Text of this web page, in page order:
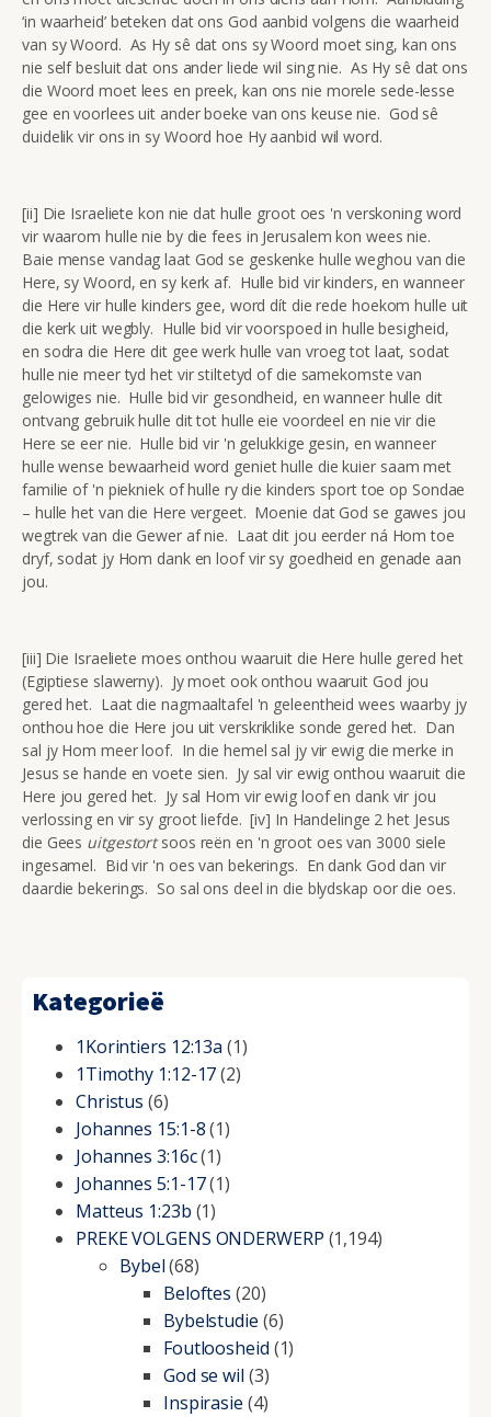
‘in waarheid’ beteken dat ons God aanbid volgens die waarheid
van sy Woord. As Hy sê dat ons sy Woord moet sing, kan ons
nie self besluit dat ons ander liede wil sing nie. As Hy sê dat ons
die Woord moet lees en preek, kan ons nie morele sede-lesse
gee en voorlees uit ander boeke van ons keuse nie. God sê
duidelik vir ons in sy Woord hoe Hy aanbid wil word.
[ii] Die Israeliete kon nie dat hulle groot oes 'n verskoning word
vir waarom hulle nie by die fees in Jerusalem kon wees nie.
Baie mense vandag laat God se geskenke hulle weghou van die
Here, sy Woord, en sy kerk af. Hulle bid vir kinders, en wanneer
die Here vir hulle kinders gee, word dít die rede hoekom hulle uit
die kerk uit wegbly. Hulle bid vir voorspoed in hulle besigheid,
en sodra die Here dit gee werk hulle van vroeg tot laat, sodat
hulle nie meer tyd het vir stiltetyd of die samekomste van
gelowiges nie. Hulle bid vir gesondheid, en wanneer hulle dit
ontvang gebruik hulle dit tot hulle eie voordeel en nie vir die
Here se eer nie. Hulle bid vir 'n gelukkige gesin, en wanneer
hulle wense bewaarheid word geniet hulle die kuier saam met
familie of 'n piekniek of hulle ry die kinders sport toe op Sondae
– hulle het van die Here vergeet. Moenie dat God se gawes jou
wegtrek van die Gewer af nie. Laat dit jou eerder ná Hom toe
dryf, sodat jy Hom dank en loof vir sy goedheid en genade aan
jou.
[iii] Die Israeliete moes onthou waaruit die Here hulle gered het
(Egiptiese slawerny). Jy moet ook onthou waaruit God jou
gered het. Laat die nagmaaltafel 'n geleentheid wees waarby jy
onthou hoe die Here jou uit verskriklike sonde gered het. Dan
sal jy Hom meer loof. In die hemel sal jy vir ewig die merke in
Jesus se hande en voete sien. Jy sal vir ewig onthou waaruit die
Here jou gered het. Jy sal Hom vir ewig loof en dank vir jou
verlossing en vir sy groot liefde. [iv] In Handelinge 2 het Jesus
die Gees uitgestortsoos reën en 'n groot oes van 3000 siele
ingesamel. Bid vir 'n oes van bekerings. En dank God dan vir
daardie bekerings. So sal ons deel in die blydskap oor die oes.
Kategorieë
1Korintiers 12:13a (1)
1Timothy 1:12-17(2)
Christus (6)
Johannes 15:1-8(1)
Johannes 3:16c(1)
Johannes 5:1-17(1)
Matteus 1:23b (1)
PREKE VOLGENS ONDERWERP (1,194)
Bybel(68)
Beloftes (20)
Bybelstudie (6)
Foutloosheid (1)
God se wil (3)
Inspirasie (4)